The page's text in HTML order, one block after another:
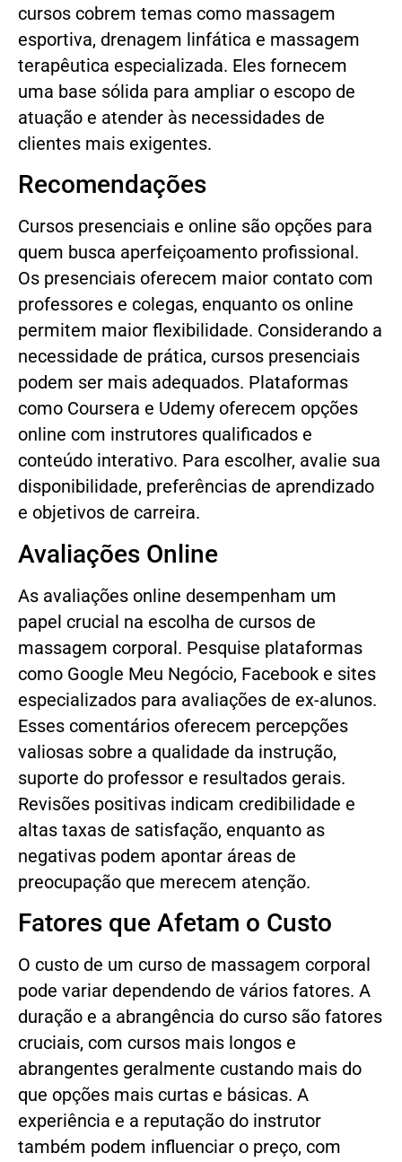
cursos cobrem temas como massagem
esportiva, drenagem linfática e massagem
terapêutica especializada. Eles fornecem
uma base sólida para ampliar o escopo de
atuação e atender às necessidades de
clientes mais exigentes.
Recomendações
Cursos presenciais e online são opções para
quem busca aperfeiçoamento profissional.
Os presenciais oferecem maior contato com
professores e colegas, enquanto os online
permitem maior flexibilidade. Considerando a
necessidade de prática, cursos presenciais
podem ser mais adequados. Plataformas
como Coursera e Udemy oferecem opções
online com instrutores qualificados e
conteúdo interativo. Para escolher, avalie sua
disponibilidade, preferências de aprendizado
e objetivos de carreira.
Avaliações Online
As avaliações online desempenham um
papel crucial na escolha de cursos de
massagem corporal. Pesquise plataformas
como Google Meu Negócio, Facebook e sites
especializados para avaliações de ex-alunos.
Esses comentários oferecem percepções
valiosas sobre a qualidade da instrução,
suporte do professor e resultados gerais.
Revisões positivas indicam credibilidade e
altas taxas de satisfação, enquanto as
negativas podem apontar áreas de
preocupação que merecem atenção.
Fatores que Afetam o Custo
O custo de um curso de massagem corporal
pode variar dependendo de vários fatores. A
duração e a abrangência do curso são fatores
cruciais, com cursos mais longos e
abrangentes geralmente custando mais do
que opções mais curtas e básicas. A
experiência e a reputação do instrutor
também podem influenciar o preço, com